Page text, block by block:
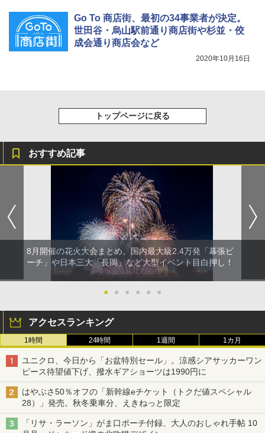
Go To 商店街、最初の34事業者が決定。
世田谷・烏山駅前通り商店街や杉並・佼
成会通り商店会など
2020年10月16日
トップページに戻る
おすすめ記事
8月開催の花火大会まとめ。国内最大級2.4万発「幕張ビ
ーチ」や日本三大「長岡」など大型イベント目白押し！
● ● ● ● ● ●
アクセスランキング
1時間 24時間 1週間 1カ月
ユニクロ、今日から「お盆特別セール」。涼感シアサッカーワン
ピース待望値下げ、撥水ギアショーツは1990円に
はやぶさ50％オフの「新幹線eチケット（トクだ値スペシャル
28）」発売。秋冬乗車分、えきねっと限定
「リサ・ラーソン」がま口ポーチ付録、大人のおしゃれ手帖 10